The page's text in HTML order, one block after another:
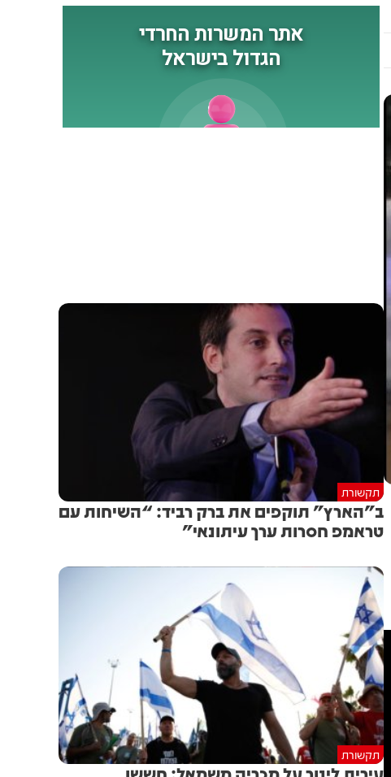
לקבלת טיפול רפואי
האירוע, חיל האוויר וכוחות
תותחנים תקפו מטרות במרחב.
תקשורת
ב”הארץ” תוקפים את ברק רביד: “השיחות עם
טראמפ חסרות ערך עיתונאי”
תקשורת